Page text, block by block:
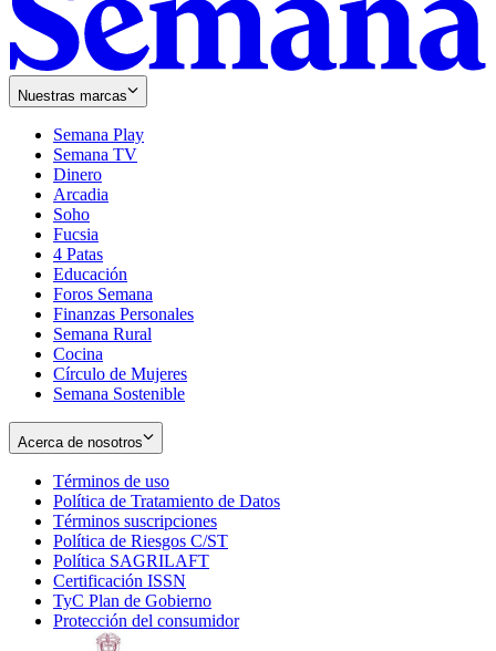
Nuestras marcas
Semana Play
Semana TV
Dinero
Arcadia
Soho
in
new
window
Fucsia
in
new
window
4 Patas
Educación
Foros Semana
Finanzas Personales
Semana Rural
Cocina
Círculo de Mujeres
Semana Sostenible
Acerca de nosotros
Términos de uso
in
new
window
Política de Tratamiento de Datos
Términos suscripciones
in
Política de Riesgos C/ST
Política SAGRILAFT
new
window
Certificación ISSN
in
new
TyC Plan de Gobierno
in
Protección del consumidorOpens